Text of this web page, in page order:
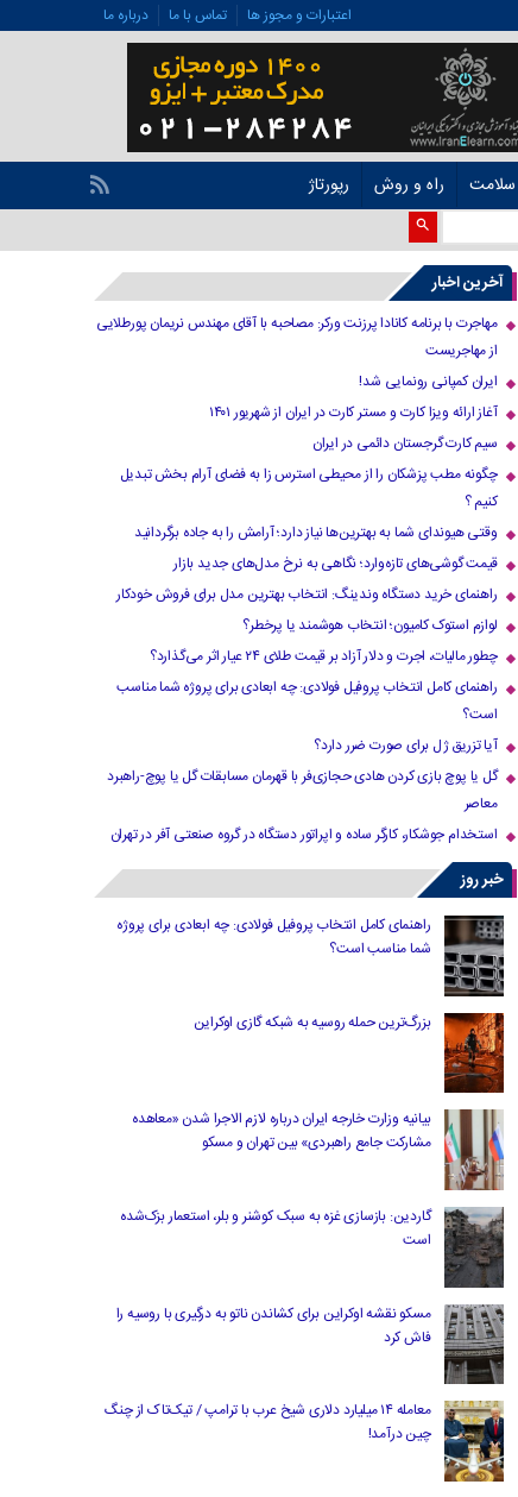
اعتبارات و مجوز ها تماس با ما درباره ما
سلامت راه و روش رپورتاژ
آخرین اخبار
مهاجرت با برنامه کانادا پرزنت ورکر: مصاحبه با آقای مهندس نریمان پورطلایی
از مهاجریست
ایران کمپانی رونمایی شد!
آغاز ارائه ویزا کارت و مستر کارت در ایران از شهریور ۱۴۰۱
سیم کارت گرجستان دائمی در ایران
چگونه مطب پزشکان را از محیطی استرس زا به فضای آرام بخش تبدیل
کنیم ؟
وقتی هیوندای شما به بهترین‌ها نیاز دارد؛ آرامش را به جاده برگردانید
قیمت گوشی‌های تازه‌وارد؛ نگاهی به نرخ مدل‌های جدید بازار
راهنمای خرید دستگاه وندینگ: انتخاب بهترین مدل برای فروش خودکار
لوازم استوک کامیون؛ انتخاب هوشمند یا پرخطر؟
چطور مالیات، اجرت و دلار آزاد بر قیمت طلای ۲۴ عیار اثر می‌گذارد؟
راهنمای کامل انتخاب پروفیل فولادی: چه ابعادی برای پروژه شما مناسب
است؟
آیا تزریق ژل برای صورت ضرر دارد​؟
گل یا پوچ بازی کردن هادی حجازی‌فر با قهرمان مسابقات گل یا پوچ-راهبرد
معاصر
استخدام جوشکار، کارگر ساده و اپراتور دستگاه در گروه صنعتی آفر در تهران
خبر روز
راهنمای کامل انتخاب پروفیل فولادی: چه ابعادی برای پروژه
شما مناسب است؟
بزرگ‌ترین حمله روسیه به شبکه گازی اوکراین
بیانیه وزارت خارجه ایران درباره لازم‌ الاجرا شدن «معاهده
مشارکت جامع راهبردی» بین تهران و مسکو
گاردین: بازسازی غزه به سبک کوشنر و بلر، استعمار بزک‌شده
است
مسکو نقشه اوکراین برای کشاندن ناتو به درگیری با روسیه را
فاش کرد
معامله ۱۴ میلیارد دلاری شیخ عرب با ترامپ / تیک‌تاک از چنگ
چین درآمد!